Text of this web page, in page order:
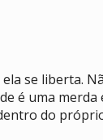
se liberta.
é uma
do